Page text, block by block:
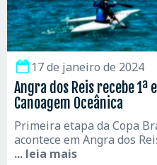
17 de janeiro de 2024
Angra dos Reis recebe 1ª
Canoagem Oceânica
Primeira etapa da Copa
acontece em Angra dos
... leia mais